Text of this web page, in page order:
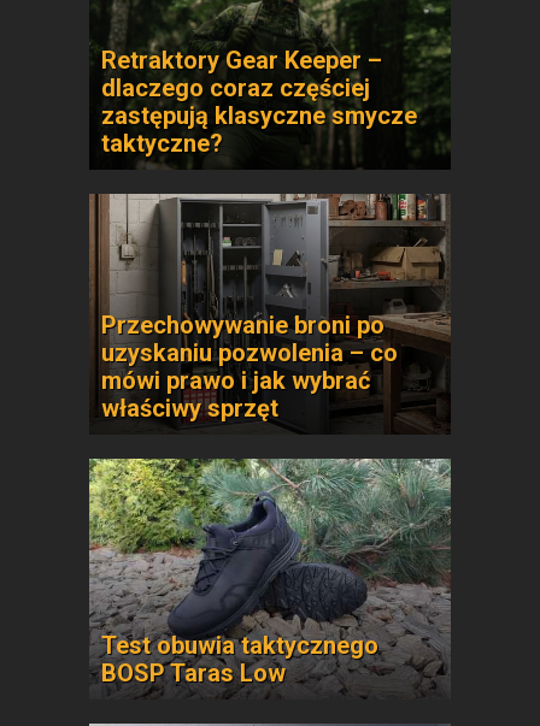
Retraktory Gear Keeper –
dlaczego coraz częściej
zastępują klasyczne smycze
taktyczne?
Przechowywanie broni po
uzyskaniu pozwolenia – co
mówi prawo i jak wybrać
właściwy sprzęt
Test obuwia taktycznego
BOSP Taras Low